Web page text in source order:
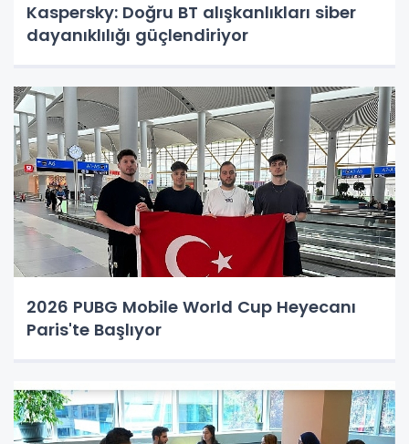
Kaspersky: Doğru BT alışkanlıkları siber
dayanıklılığı güçlendiriyor
2026 PUBG Mobile World Cup Heyecanı
Paris'te Başlıyor